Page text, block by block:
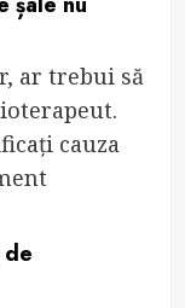
ar trebui să
cauza